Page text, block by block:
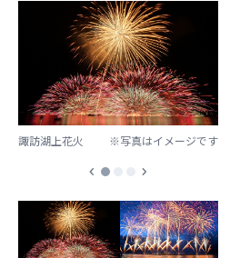
諏訪湖上花火 ※写真はイメージです
chevron_left chevron_right